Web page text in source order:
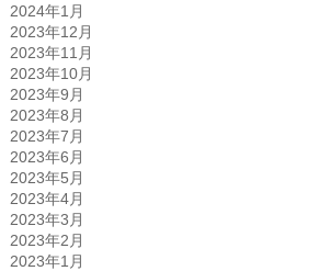
2024年1月
2023年12月
2023年11月
2023年10月
2023年9月
2023年8月
2023年7月
2023年6月
2023年5月
2023年4月
2023年3月
2023年2月
2023年1月